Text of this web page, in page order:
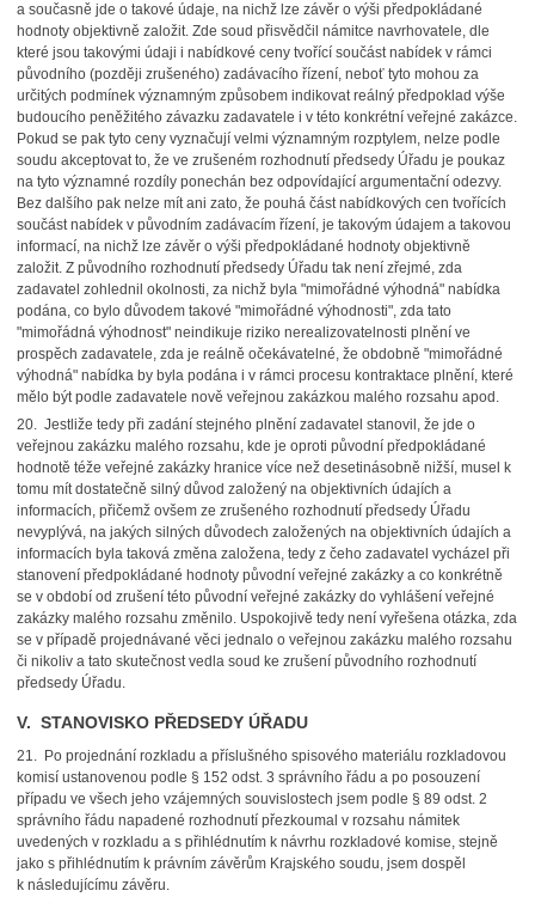
a současně jde o takové údaje, na nichž lze závěr o výši předpokládané
hodnoty objektivně založit. Zde soud přisvědčil námitce navrhovatele, dle
které jsou takovými údaji i nabídkové ceny tvořící součást nabídek v rámci
původního (později zrušeného) zadávacího řízení, neboť tyto mohou za
určitých podmínek významným způsobem indikovat reálný předpoklad výše
budoucího peněžitého závazku zadavatele i v této konkrétní veřejné zakázce.
Pokud se pak tyto ceny vyznačují velmi významným rozptylem, nelze podle
soudu akceptovat to, že ve zrušeném rozhodnutí předsedy Úřadu je poukaz
na tyto významné rozdíly ponechán bez odpovídající argumentační odezvy.
Bez dalšího pak nelze mít ani zato, že pouhá část nabídkových cen tvořících
součást nabídek v původním zadávacím řízení, je takovým údajem a takovou
informací, na nichž lze závěr o výši předpokládané hodnoty objektivně
založit. Z původního rozhodnutí předsedy Úřadu tak není zřejmé, zda
zadavatel zohlednil okolnosti, za nichž byla "mimořádné výhodná" nabídka
podána, co bylo důvodem takové "mimořádné výhodnosti", zda tato
"mimořádná výhodnost" neindikuje riziko nerealizovatelnosti plnění ve
prospěch zadavatele, zda je reálně očekávatelné, že obdobně "mimořádné
výhodná" nabídka by byla podána i v rámci procesu kontraktace plnění, které
mělo být podle zadavatele nově veřejnou zakázkou malého rozsahu apod.
20. Jestliže tedy při zadání stejného plnění zadavatel stanovil, že jde o
veřejnou zakázku malého rozsahu, kde je oproti původní předpokládané
hodnotě téže veřejné zakázky hranice více než desetinásobně nižší, musel k
tomu mít dostatečně silný důvod založený na objektivních údajích a
informacích, přičemž ovšem ze zrušeného rozhodnutí předsedy Úřadu
nevyplývá, na jakých silných důvodech založených na objektivních údajích a
informacích byla taková změna založena, tedy z čeho zadavatel vycházel při
stanovení předpokládané hodnoty původní veřejné zakázky a co konkrétně
se v období od zrušení této původní veřejné zakázky do vyhlášení veřejné
zakázky malého rozsahu změnilo. Uspokojivě tedy není vyřešena otázka, zda
se v případě projednávané věci jednalo o veřejnou zakázku malého rozsahu
či nikoliv a tato skutečnost vedla soud ke zrušení původního rozhodnutí
předsedy Úřadu.
V. STANOVISKO PŘEDSEDY ÚŘADU
21. Po projednání rozkladu a příslušného spisového materiálu rozkladovou
komisí ustanovenou podle § 152 odst. 3 správního řádu a po posouzení
případu ve všech jeho vzájemných souvislostech jsem podle § 89 odst. 2
správního řádu napadené rozhodnutí přezkoumal v rozsahu námitek
uvedených v rozkladu a s přihlédnutím k návrhu rozkladové komise, stejně
jako s přihlédnutím k právním závěrům Krajského soudu, jsem dospěl
k následujícímu závěru.